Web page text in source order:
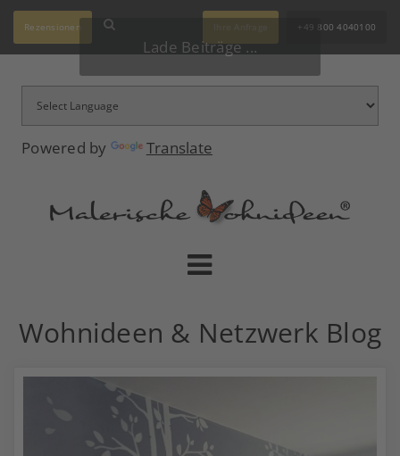
Powered by Translate
Rezensionen Ihre Anfrage +49 800 4040100
Wohnideen & Netzwerk Blog
Lade Beiträge ...